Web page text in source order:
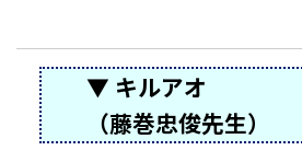
▼ キルアオ
（藤巻忠俊先生）